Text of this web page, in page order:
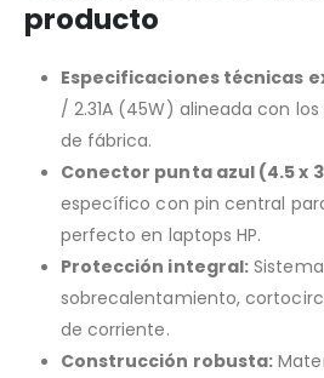
producto
Especificaciones técnicas
/ 2.31A (45W) alineada con
de fábrica.
Conector punta azul (4.5 x
específico con pin central
perfecto en laptops HP.
Protección integral:
sobrecalentamiento,
de corriente.
Construcción robusta: